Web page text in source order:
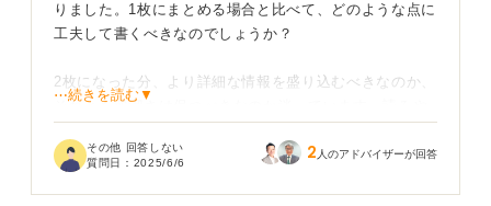
りました。1枚にまとめる場合と比べて、どのような点に
工夫して書くべきなのでしょうか？
2枚になった分、より詳細な情報を盛り込むべきなのか、
それとも簡潔さは保つべきなのか迷っています。読みや
そできる情報の整理の仕方などについてアドバイスをお
⋯続きを読む▼
その他 回答しない
質問日： 2025/6/6 2 人のアドバイザーが回答